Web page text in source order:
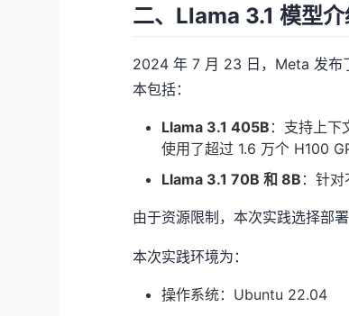
二、Llama 3.1 模型
2024 年 7 月 23 日，Meta 发布
本包括：
Llama 3.1 405B ：支持上下
使用了超过 1.6 万个 H100
Llama 3.1 70B 和 8B ：针对
由于资源限制，本次实践选择部
本次实践环境为：
操作系统：Ubuntu 22.04